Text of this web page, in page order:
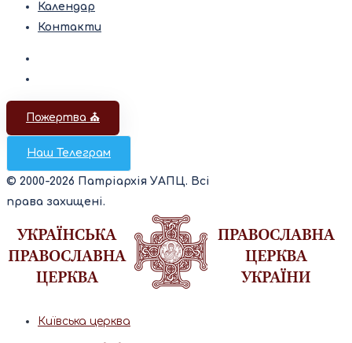
Календар
Контакти
Пожертва ⛪️
Наш Телеграм
© 2000-2026 Патріархія УАПЦ. Всі
права захищені.
Київська церква